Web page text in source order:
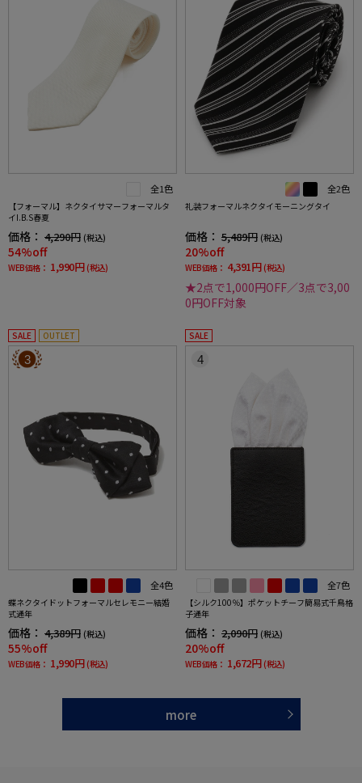
全1色
【フォーマル】ネクタイサマーフォーマルタ
イI.B.S春夏
価格： 4,290円 (税込)
54%off
WEB価格： 1,990円 (税込)
全2色
礼装フォーマルネクタイモーニングタイ
価格： 5,489円 (税込)
20%off
WEB価格： 4,391円 (税込)
★2点で1,000円OFF／3点で3,00
0円OFF対象
SALE OUTLET
3
全4色
蝶ネクタイドットフォーマルセレモニー結婚
式通年
価格： 4,389円 (税込)
55%off
WEB価格： 1,990円 (税込)
SALE
4
全7色
【シルク100％】ポケットチーフ簡易式千鳥格
子通年
価格： 2,090円 (税込)
20%off
WEB価格： 1,672円 (税込)
more